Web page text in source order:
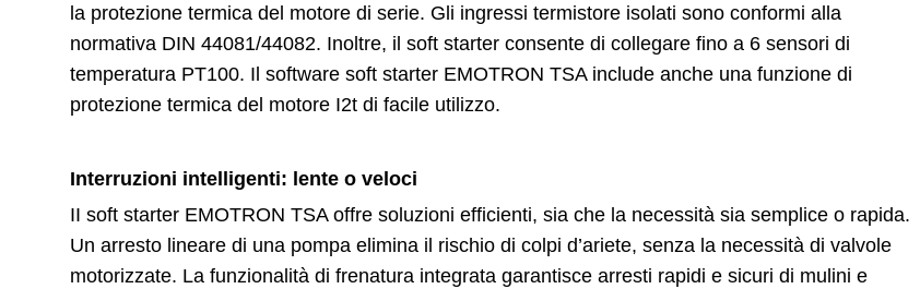
la protezione termica del motore di serie. Gli ingressi termistore isolati sono conformi alla
normativa DIN 44081/44082. Inoltre, il soft starter consente di collegare fino a 6 sensori di
temperatura PT100. Il software soft starter EMOTRON TSA include anche una funzione di
protezione termica del motore I2t di facile utilizzo.
Interruzioni intelligenti: lente o veloci
II soft starter EMOTRON TSA offre soluzioni efficienti, sia che la necessità sia semplice o rapida.
Un arresto lineare di una pompa elimina il rischio di colpi d’ariete, senza la necessità di valvole
motorizzate. La funzionalità di frenatura integrata garantisce arresti rapidi e sicuri di mulini e